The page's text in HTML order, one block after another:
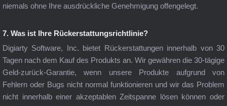
niemals ohne Ihre ausdrückliche Genehmigung offengelegt.
7. Was ist Ihre Rückerstattungsrichtlinie?
Digiarty Software, Inc. bietet Rückerstattungen innerhalb von 30
Tagen nach dem Kauf des Produkts an. Wir gewähren die 30-tägige
Geld-zurück-Garantie, wenn unsere Produkte aufgrund von
Fehlern oder Bugs nicht normal funktionieren und wir das Problem
nicht innerhalb einer akzeptablen Zeitspanne lösen können oder